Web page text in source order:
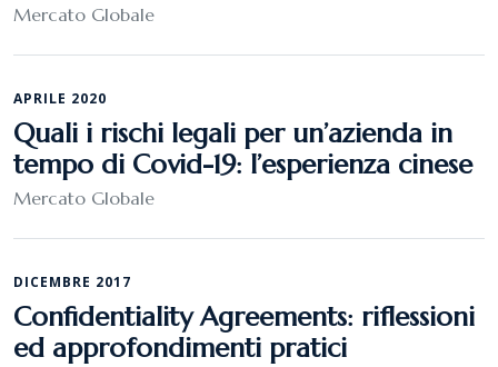
Mercato Globale
APRILE 2020
Quali i rischi legali per un’azienda in
tempo di Covid-19: l’esperienza cinese
Mercato Globale
DICEMBRE 2017
Confidentiality Agreements: riflessioni
ed approfondimenti pratici